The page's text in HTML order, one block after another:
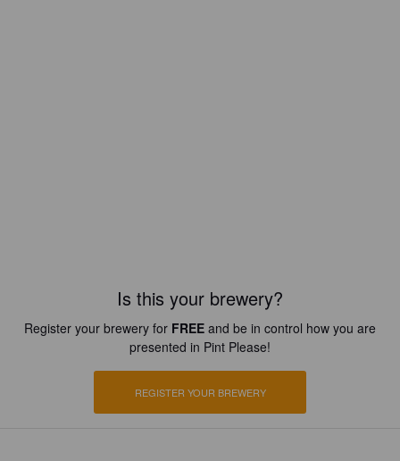
Is this your brewery?
Register your brewery for FREE and be in control how you are
presented in Pint Please!
REGISTER YOUR BREWERY